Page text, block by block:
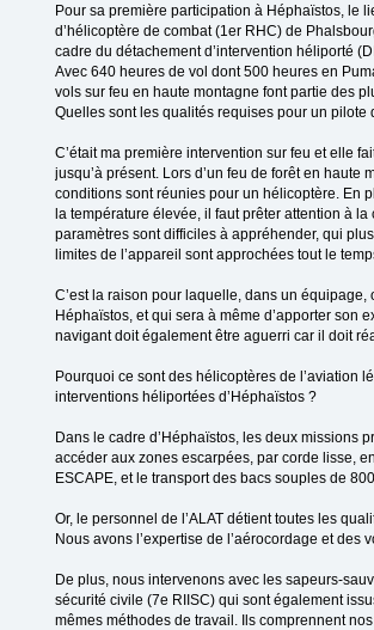
Pour sa première participation à Héphaïstos, le
d’hélicoptère de combat (1er RHC) de
cadre du détachement d’intervention héliporté
Avec 640 heures de vol dont 500 heures en
vols sur feu en haute montagne font partie des
Quelles sont les qualités requises pour un pilote
C’était ma première intervention sur feu et elle
jusqu’à présent. Lors d’un feu de forêt en
conditions sont réunies pour un hélicoptère. En
la température élevée, il faut prêter attention à
paramètres sont difficiles à appréhender, qui
limites de l’appareil sont approchées tout le
C’est la raison pour laquelle, dans un
Héphaïstos, et qui sera à même d’apporter son
navigant doit également être aguerri car il doit
Pourquoi ce sont des hélicoptères de l’aviation
interventions héliportées d’Héphaïstos ?
Dans le cadre d’Héphaïstos, les deux missions
accéder aux zones escarpées, par corde lisse,
ESCAPE, et le transport des bacs souples de 800
Or, le personnel de l’ALAT détient toutes les
Nous avons l’expertise de l’aérocordage et des
De plus, nous intervenons avec les sapeurs-
sécurité civile (7e RIISC) qui sont également
mêmes méthodes de travail. Ils comprennent